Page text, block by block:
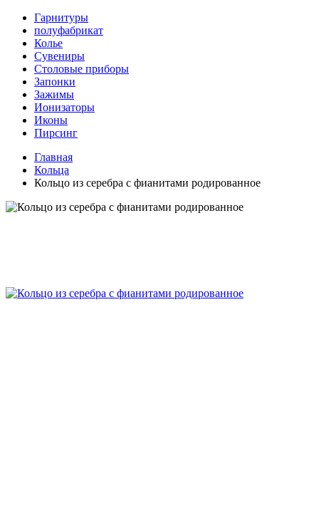
Гарнитуры
полуфабрикат
Колье
Сувениры
Столовые приборы
Запонки
Зажимы
Ионизаторы
Иконы
Пирсинг
Главная
Кольца
Кольцо из серебра с фианитами родированное